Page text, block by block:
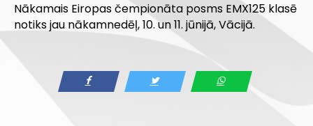
Nākamais Eiropas čempionāta posms EMX125 klasē
notiks jau nākamnedēļ, 10. un 11. jūnijā, Vācijā.